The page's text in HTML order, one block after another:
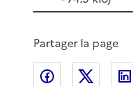
Partager la page
Partager sur